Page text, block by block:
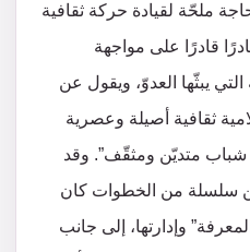
ملحّة لقيادة حركة ثقافية
قادرًا على مواجهة
يبثّها العدوّ، ويقول عن
ثقافية أصيلة وعصرية
شباب متديّن ومثقّف”. وقد
سلسلة من الخطوات كان
وإدارتها، إلى جانب